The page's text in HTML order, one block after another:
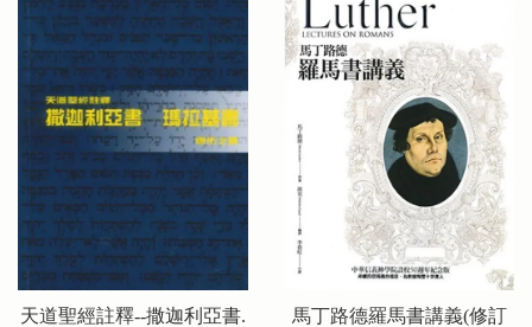
天道聖經註釋--撒迦利亞書.
馬丁路德羅馬書講義(修訂